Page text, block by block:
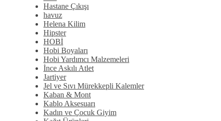
Hastane Çıkışı
havuz
Helena Kilim
Hipster
HOBİ
Hobi Boyaları
Hobi Yardımcı Malzemeleri
İnce Askılı Atlet
Jartiyer
Jel ve Sıvı Mürekkepli Kalemler
Kaban & Mont
Kablo Aksesuarı
Kadın ve Çocuk Giyim